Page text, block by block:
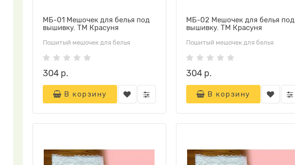
МБ-01 Мешочек для белья под
вышивку. ТМ Красуня
Пошитый мешочек для белья
304 р.
В корзину
МБ-02 Мешочек для белья под
вышивку. ТМ Красуня
Пошитый мешочек для белья
304 р.
В корзину